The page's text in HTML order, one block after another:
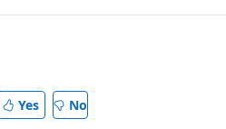
Yes No